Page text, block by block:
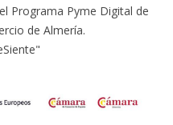
Programa Pyme Digital de
de Almería.